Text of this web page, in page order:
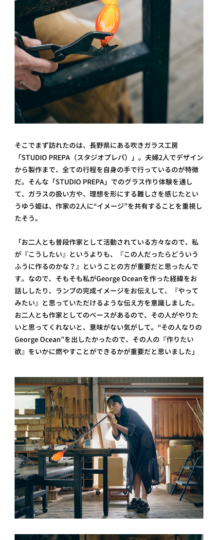
そこでまず訪れたのは、長野県にある吹きガラス工房
「STUDIO PREPA（スタジオプレパ）」。夫婦2人でデザイン
から製作まで、全ての行程を自身の手で行っているのが特徴
だ。そんな「STUDIO PREPA」でのグラス作り体験を通し
て、ガラスの扱い方や、理想を形にする難しさを感じたとい
うゆう姫は、作家の2人に“イメージ”を共有することを重視し
たそう。
「お二人とも普段作家として活動されている方々なので、私
が『こうしたい』というよりも、『この人だったらどういう
ふうに作るのかな？』ということの方が重要だと思ったんで
す。なので、そもそも私がGeorge Oceanを作った経緯をお
話ししたり、ランプの完成イメージをお伝えして、『やって
みたい』と思っていただけるような伝え方を意識しました。
お二人とも作家としてのベースがあるので、その人がやりた
いと思ってくれないと、意味がない気がして。“その人なりの
George Ocean”を出したかったので、その人の『作りたい
欲』をいかに燃やすことができるかが重要だと思いました」